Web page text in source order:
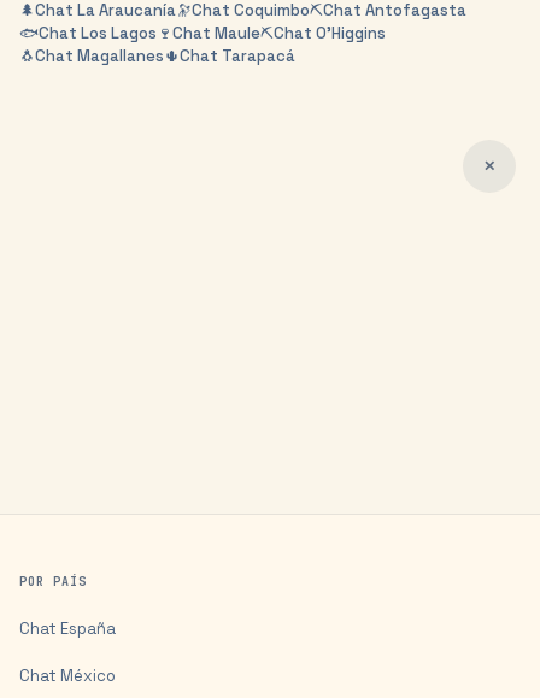
🌲Chat La Araucanía🔭Chat Coquimbo⛏️Chat Antofagasta
🐟Chat Los Lagos 🍷Chat Maule⛏️Chat O'Higgins
🐧Chat Magallanes🌵Chat Tarapacá
✕
POR PAÍS
Chat España
Chat México